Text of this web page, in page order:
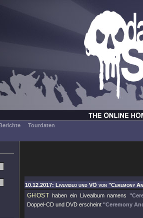
Tourdaten
10.12.2017: Livevideo und VÖ von "Ceremony
GHOST haben ein Livealbum namens
Doppel-CD und DVD erscheint "Ceremony